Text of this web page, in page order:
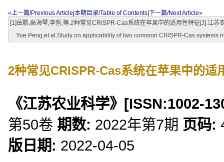
«上一篇/Previous Article 本期目录/Table of Contents
下一篇/Next Article»
[1]岳鹏,高海琴,李哲,等.2种常见CRISPR-Cas系统在苹果中的适用性特征[J].江苏
Yue Peng,et al.Study on applicability of two common CRISPR-Cas systems
2种常见CRISPR-Cas系统在苹果中的适
《江苏农业科学》 [ISSN:1002-
第50卷 期数: 2022年第7期 页码:
版日期: 2022-04-05